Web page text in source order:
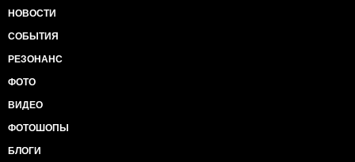
НОВОСТИ
СОБЫТИЯ
РЕЗОНАНС
ФОТО
ВИДЕО
ФОТОШОПЫ
БЛОГИ